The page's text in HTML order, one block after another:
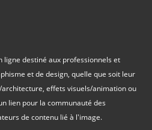
ligne destiné aux professionnels et
et de design, quelle que soit leur
effets visuels/animation ou
lien pour la communauté des
de contenu lié à l'image.